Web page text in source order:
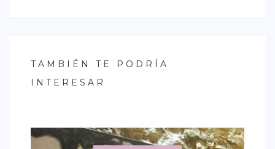
TAMBIÉN TE PODRÍA
INTERESAR